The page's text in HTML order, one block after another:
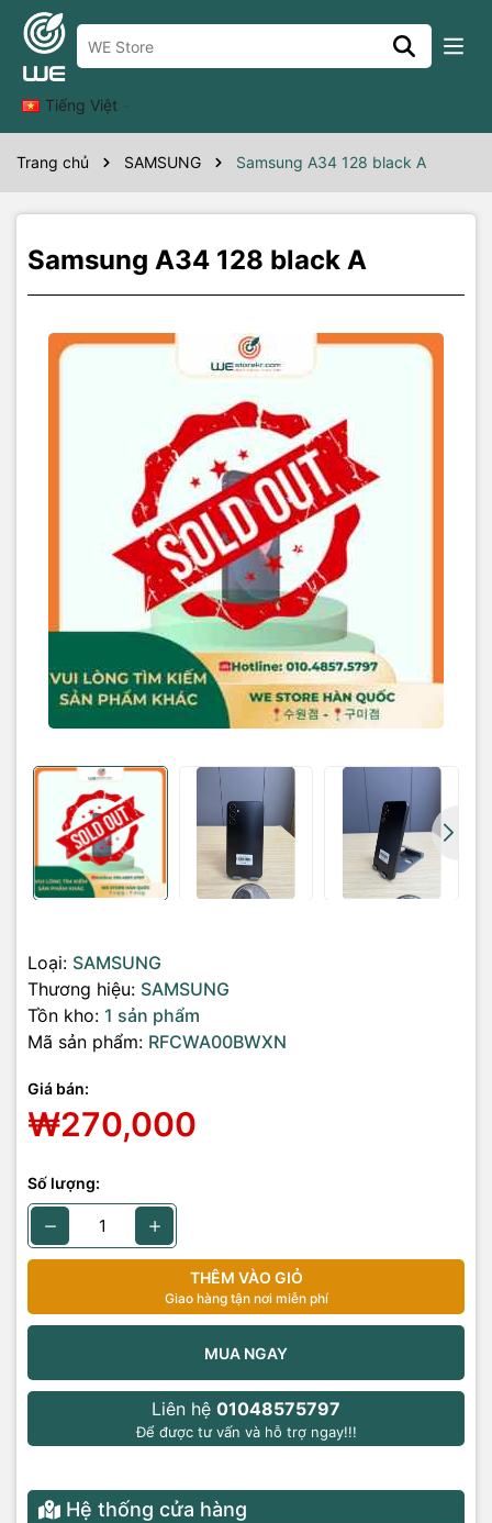
Tiếng Việt
Trang chủ SAMSUNG Samsung A34 128 black A
Samsung A34 128 black A
Loại: SAMSUNG
Thương hiệu: SAMSUNG
Tồn kho: 1 sản phẩm
Mã sản phẩm: RFCWA00BWXN
Giá bán:
₩270,000
Số lượng:
THÊM VÀO GIỎ
Giao hàng tận nơi miễn phí
MUA NGAY
Liên hệ 01048575797
Để được tư vấn và hỗ trợ ngay!!!
Hệ thống cửa hàng
Thông số kỹ thuật
a34 128 black A